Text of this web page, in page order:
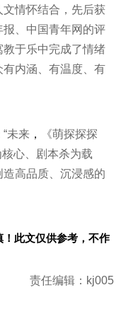
情怀结合，先后获
、中国青年网的评
于乐中完成了情绪
内涵、有温度、有
未来 ，
《萌探探探
心、剧本杀为载
高品质、沉浸感的
此文仅供参考，不作
责任编辑：kj005